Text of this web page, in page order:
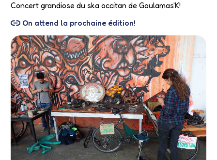
Concert grandiose du ska occitan de Goulamas'K!
On attend la prochaine édition!